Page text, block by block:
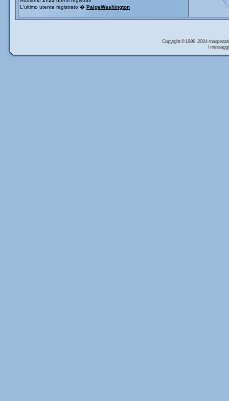
L'ultimo utente registrato � PaigeWashington
Copyright © 1998, 2004
I